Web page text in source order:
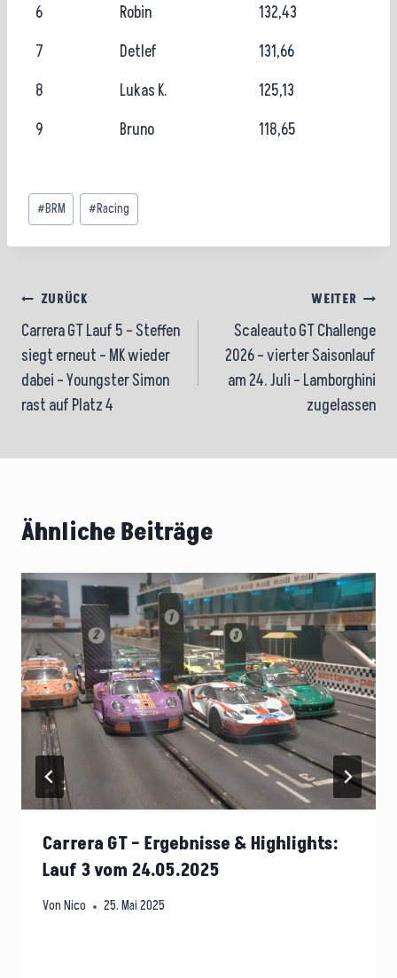
6
Robin
132,43
7
Detlef
131,66
8
Lukas K.
125,13
9
Bruno 118,65
Schlagworte:
#BRM #Racing
Beitragsnavigation
ZURÜCK
Carrera GT Lauf 5 – Steffen
siegt erneut – MK wieder
dabei – Youngster Simon
rast auf Platz 4
WEITER
Scaleauto GT Challenge
2026 – vierter Saisonlauf
am 24. Juli – Lamborghini
zugelassen
Ähnliche Beiträge
Carrera GT – Ergebnisse & Highlights:
Lauf 3 vom 24.05.2025
Von Nico 25. Mai 2025